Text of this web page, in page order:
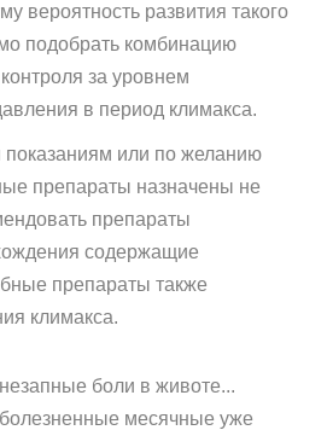
вероятность развития такого
подобрать комбинацию
за уровнем
в период климакса.
показаниям или по желанию
препараты назначены не
препараты
содержащие
препараты также
климакса.
боли в животе...
месячные уже